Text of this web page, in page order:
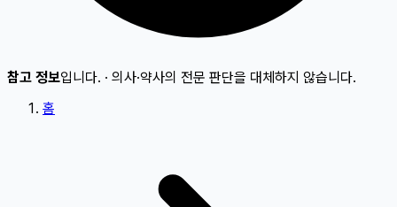
참고 정보입니다. · 의사·약사의 전문 판단을 대체하지 않습니다.
홈